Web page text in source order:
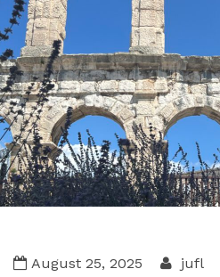
August 25, 2025 jufl